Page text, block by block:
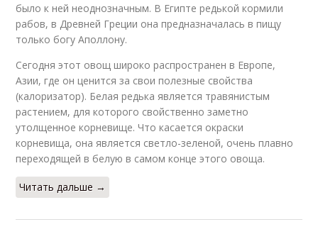
было к ней неоднозначным. В Египте редькой кормили
рабов, в Древней Греции она предназначалась в пищу
только богу Аполлону.
Сегодня этот овощ широко распространен в Европе,
Азии, где он ценится за свои полезные свойства
(калоризатор). Белая редька является травянистым
растением, для которого свойственно заметно
утолщенное корневище. Что касается окраски
корневища, она является светло-зеленой, очень плавно
переходящей в белую в самом конце этого овоща.
Читать дальше →